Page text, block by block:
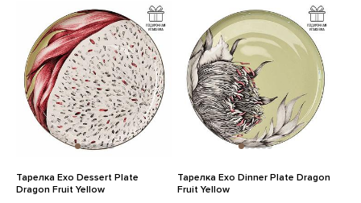
Тарелка Exo Dessert Plate
Dragon Fruit Yellow
Тарелка Exo Dinner Plate Dragon
Fruit Yellow